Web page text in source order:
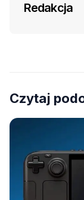
Redakcja
Czytaj